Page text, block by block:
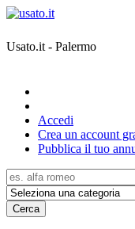
Usato.it - Palermo
Accedi
Crea un account
Pubblica il tuo
Cerca